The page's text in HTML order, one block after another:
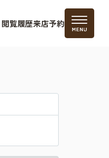
閲覧履歴来店予約